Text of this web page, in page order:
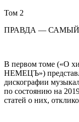
Том 2
ПРАВДА —
В первом томе («О
НЕМЕЦЪ»)
дискографии
по состоянию на
статей о них,